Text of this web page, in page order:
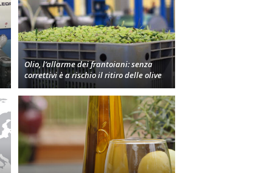
Olio, l’allarme dei frantoiani: senza
correttivi è a rischio il ritiro delle olive